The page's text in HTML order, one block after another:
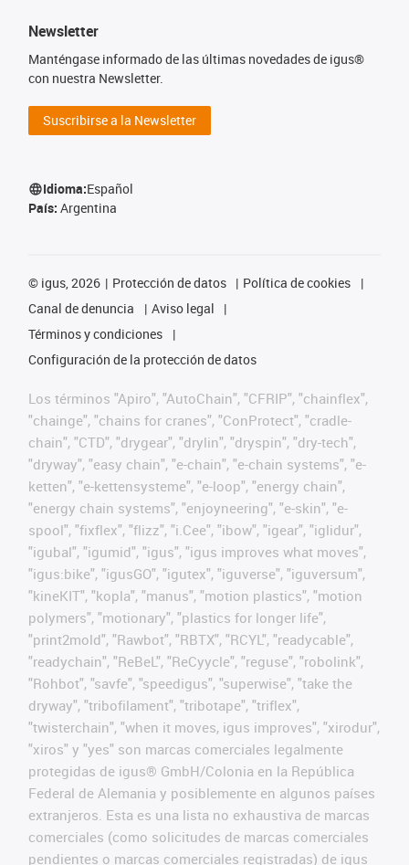
Newsletter
Manténgase informado de las últimas novedades de igus®
con nuestra Newsletter.
Suscribirse a la Newsletter
Idioma:Español
País: Argentina
© igus, 2026 Protección de datos
Política de cookies
Canal de denuncia
Aviso legal
Términos y condiciones
Configuración de la protección de datos
Los términos "Apiro", "AutoChain", "CFRIP", "chainflex",
"chainge", "chains for cranes", "ConProtect", "cradle-
chain", "CTD", "drygear", "drylin", "dryspin", "dry-tech",
"dryway", "easy chain", "e-chain", "e-chain systems", "e-
ketten", "e-kettensysteme", "e-loop", "energy chain",
"energy chain systems", "enjoyneering", "e-skin", "e-
spool", "fixflex", "flizz", "i.Cee", "ibow", "igear", "iglidur",
"igubal", "igumid", "igus", "igus improves what moves",
"igus:bike", "igusGO", "igutex", "iguverse", "iguversum",
"kineKIT", "kopla", "manus", "motion plastics", "motion
polymers", "motionary", "plastics for longer life",
"print2mold", "Rawbot", "RBTX", "RCYL", "readycable",
"readychain", "ReBeL", "ReCyycle", "reguse", "robolink",
"Rohbot", "savfe", "speedigus", "superwise", "take the
dryway", "tribofilament", "tribotape", "triflex",
"twisterchain", "when it moves, igus improves", "xirodur",
"xiros" y "yes" son marcas comerciales legalmente
protegidas de igus® GmbH/Colonia en la República
Federal de Alemania y posiblemente en algunos países
extranjeros. Esta es una lista no exhaustiva de marcas
comerciales (como solicitudes de marcas comerciales
pendientes o marcas comerciales registradas) de igus